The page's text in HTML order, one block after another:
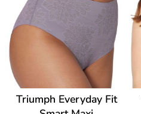
Triumph Everyday Fit